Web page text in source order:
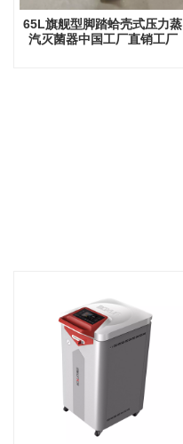
65L旗舰型脚踏蛤壳式压力蒸
汽灭菌器中国工厂直销工厂